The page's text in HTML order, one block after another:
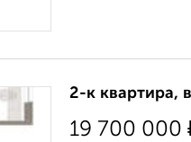
2-к квартира,
19 700 000